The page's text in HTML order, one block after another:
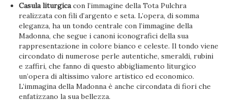
Casula liturgicacon l’immagine della Tota Pulchra
realizzata con fili d’argento e seta. L’opera, di somma
eleganza, ha un tondo centrale con l’immagine della
Madonna, che segue i canoni iconografici della sua
rappresentazione in colore bianco e celeste. Il tondo viene
circondato di numerose perle autentiche, smeraldi, rubini
e zaffiri, che fanno di questo abbigliamento liturgico
un’opera di altissimo valore artistico ed economico.
L’immagina della Madonna è anche circondata di fiori che
enfatizzano la sua bellezza.